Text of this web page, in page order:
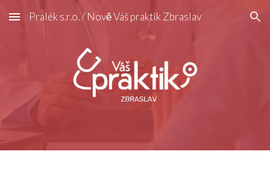
Skip to main content Skip to navigation
Pralék s.r.o. / Nově Váš praktik Zbraslav